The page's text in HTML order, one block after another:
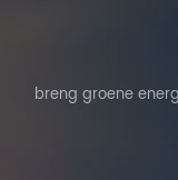
breng groene